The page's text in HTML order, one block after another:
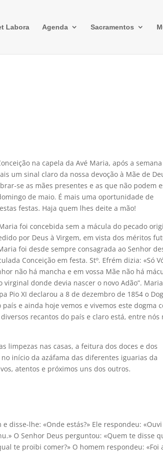
Labora Agenda Sacramentos
na capela da Avé Maria, após a
um sinal claro da nossa devoção à Mãe de
se as mães presentes e as que não podem
de maio. É mais uma oportunidade de
festas. Haja quem lhes deite a mão!
foi concebida sem a mácula do pecado
por Deus à Virgem, em vista dos méritos
foi desde sempre consagrada ao Senhor
Conceição em festa. Stº. Efrém dizia: «Só
não há mancha e em vossa Mãe não há
donde devia nascer o novo Adão”.
Pio XI declarou a 8 de dezembro de 1854 o
e ainda hoje vemos e vivemos este dogma
recantos do país e claro está, entre nós
limpezas nas casas, a feitura dos doces e dos
início da azáfama das diferentes iguarias da
atentos e próximos uns dos outros.
disse-lhe: «Onde estás?» Ele respondeu: «Ouvi
O Senhor Deus perguntou: «Quem te disse
te proibi comer?» O homem respondeu: «Foi